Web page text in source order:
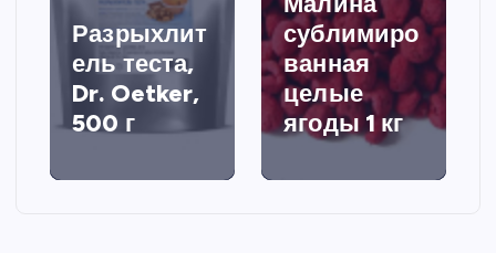
Разрыхлит
ель теста,
Dr. Oetker,
500 г
сублимиро
ванная
целые
ягоды 1 кг